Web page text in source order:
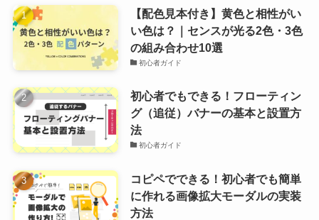
【配色見本付き】黄色と相性がい
い色は？｜センスが光る2色・3色
の組み合わせ10選
初心者ガイド
初心者でもできる！フローティン
グ（追従）バナーの基本と設置方
法
初心者ガイド
コピペでできる！初心者でも簡単
に作れる画像拡大モーダルの実装
方法